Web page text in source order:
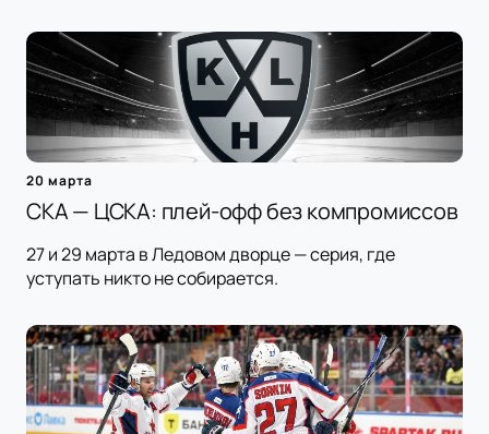
20 марта
СКА — ЦСКА: плей-офф без компромиссов
27 и 29 марта в Ледовом дворце — серия, где
уступать никто не собирается.